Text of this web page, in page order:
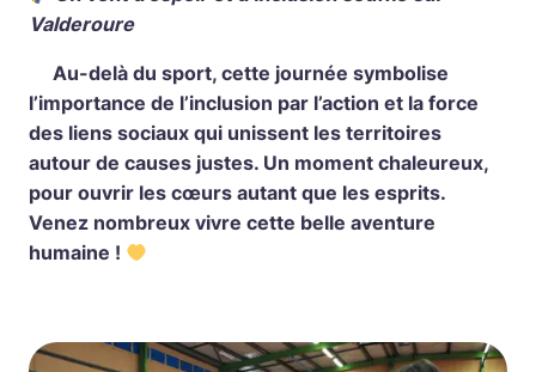
Valderoure
Au-delà du sport, cette journée symbolise
l’importance de l’inclusion par l’action et la force
des liens sociaux qui unissent les territoires
autour de causes justes. Un moment chaleureux,
pour ouvrir les cœurs autant que les esprits.
Venez nombreux vivre cette belle aventure
humaine !